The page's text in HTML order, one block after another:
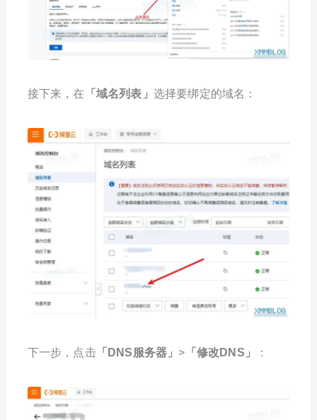
接下来，在 「域名列表」 选择要绑定的域名：
下一步，点击「DNS服务器」> 「修改DNS」 ：